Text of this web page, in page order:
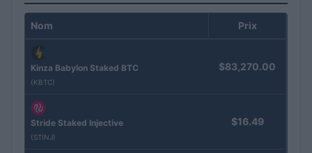
Nom Prix
Kinza Babylon Staked BTC
(KBTC)
$83,270.00
Stride Staked Injective
(STINJ)
$16.49